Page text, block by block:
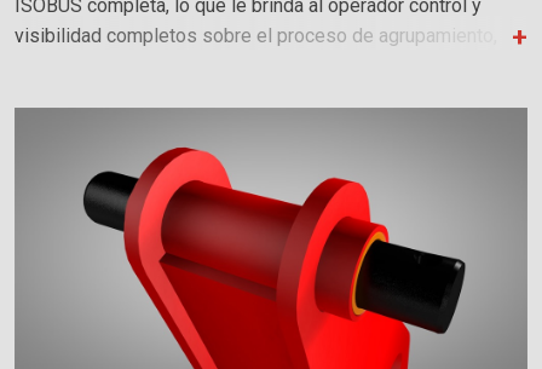
ISOBUS completa, lo que le brinda al operador control y
visibilidad completos sobre el proceso de agrupamiento,
cada vez. El Bale Baron trabajará con y sin ISOBUS. Si su
tractor no tiene una pantalla ISOBUS, una pantalla opcional
está disponible. El Bale Baron también funcionará sin
ISOBUS utilizando el control estándar en la cabina.